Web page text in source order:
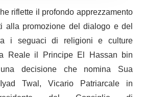
riflette il profondo apprezzamento
alla promozione del dialogo e del
i seguaci di religioni e culture
Reale il Principe El Hassan bin
decisione che nomina Sua
Twal, Vicario Patriarcale in